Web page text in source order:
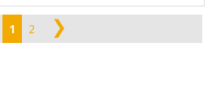
1 2 ❯